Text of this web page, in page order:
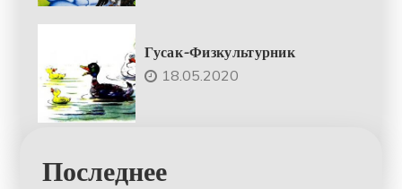
Гусак-Физкультурник
18.05.2020
Последнее